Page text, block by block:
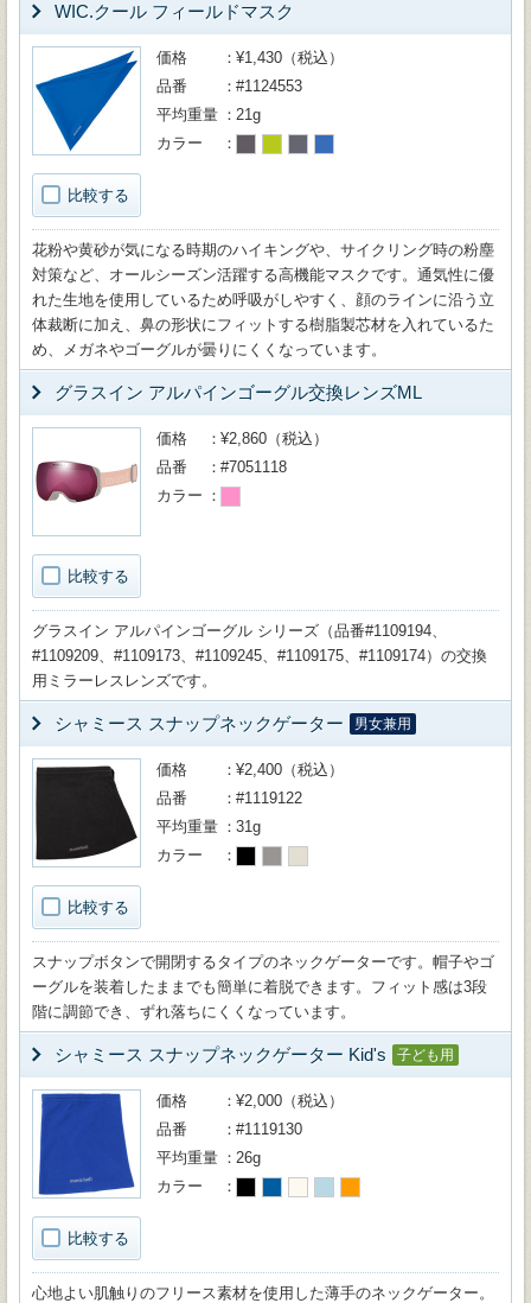
WIC.クール フィールドマスク
比較する
価格
¥1,430（税込）
品番
#1124553
平均重量
21g
カラー
花粉や黄砂が気になる時期のハイキングや、サイクリング時の粉塵
対策など、オールシーズン活躍する高機能マスクです。通気性に優
れた生地を使用しているため呼吸がしやすく、顔のラインに沿う立
体裁断に加え、鼻の形状にフィットする樹脂製芯材を入れているた
め、メガネやゴーグルが曇りにくくなっています。
グラスイン アルパインゴーグル交換レンズML
比較する
価格
¥2,860（税込）
品番
#7051118
カラー
グラスイン アルパインゴーグル シリーズ（品番#1109194、
#1109209、#1109173、#1109245、#1109175、#1109174）の交換
用ミラーレスレンズです。
シャミース スナップネックゲーター 男女兼用
比較する
価格
¥2,400（税込）
品番
#1119122
平均重量
31g
カラー
スナップボタンで開閉するタイプのネックゲーターです。帽子やゴ
ーグルを装着したままでも簡単に着脱できます。フィット感は3段
階に調節でき、ずれ落ちにくくなっています。
シャミース スナップネックゲーター Kid's 子ども用
比較する
価格
¥2,000（税込）
品番
#1119130
平均重量
26g
カラー
心地よい肌触りのフリース素材を使用した薄手のネックゲーター。